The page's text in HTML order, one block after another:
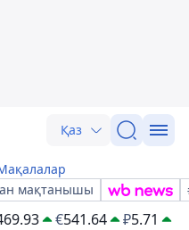
Қаз
мақтанышы
€541.64 ₽5.71